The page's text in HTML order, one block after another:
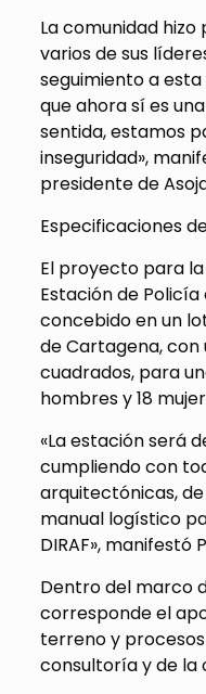
La comunidad
varios de sus
seguimiento a
que ahora sí es
sentida, estamos
inseguridad»,
presidente de
Especificaciones
El proyecto para
Estación de
concebido en un
de Cartagena, con
cuadrados, para
hombres y 18
«La estación será
cumpliendo con
arquitectónicas, de
manual logístico
DIRAF», manifestó
Dentro del marco
corresponde el
terreno y
consultoría y de la